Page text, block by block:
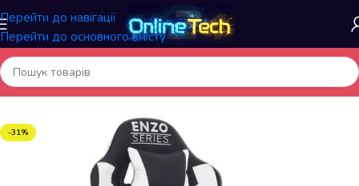
Перейти до навігації
Перейти до основного вмісту
Головна/Меблі та інтер'єр/Геймерські крісла
-31%